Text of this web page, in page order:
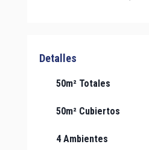
Detalles
50m² Totales
50m² Cubiertos
4 Ambientes